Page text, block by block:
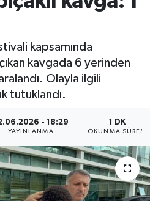
kapsamında
kavgada 6 yerinden
Olayla ilgili
tutuklandı.
- 18:29
YAYINLANMA
1 DK
OKUNMA SÜRESI